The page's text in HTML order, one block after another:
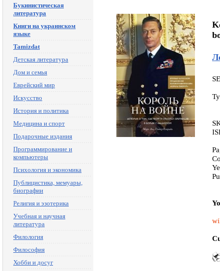
Букинистическая
литература
Книги на украинском
языке
Tamizdat
Детская литература
Дом и семья
Еврейский мир
Искусство
История и политика
Медицина и спорт
Подарочные издания
Программирование и
компьютеры
Психология и экономика
Публицистика, мемуары,
биографии
Религия и эзотерика
Учебная и научная
литература
Филология
Философия
Хобби и досуг